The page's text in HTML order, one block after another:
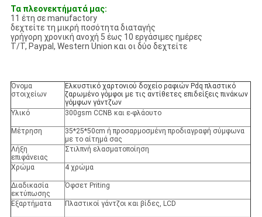
Τα πλεονεκτήματά μας:
11 έτη σε manufactory
δεχτείτε τη μικρή ποσότητα διαταγής
γρήγορη χρονική ανοχή 5 έως 10 εργάσιμες ημέρες
T/T, Paypal, Western Union και οι δύο δεχτείτε
Όνομα
στοιχείων
Ελκυστικό χαρτονιού δοχείο ραφιών Pdq πλαστικό
ζαρωμένο γόμφοι με τις αντίθετες επιδείξεις πινάκων
γόμφων γάντζων
Υλικό
300gsm CCNB και ε-φλάουτο
Μέτρηση
35*25*50cm ή προσαρμοσμένη προδιαγραφή σύμφωνα
με το αίτημά σας
Λήξη
επιφάνειας
Στιλπνή ελασματοποίηση
Χρώμα 4 χρώμα
Διαδικασία
εκτύπωσης
Όφσετ Priting
Εξαρτήματα Πλαστικοί γάντζοι και βίδες, LCD